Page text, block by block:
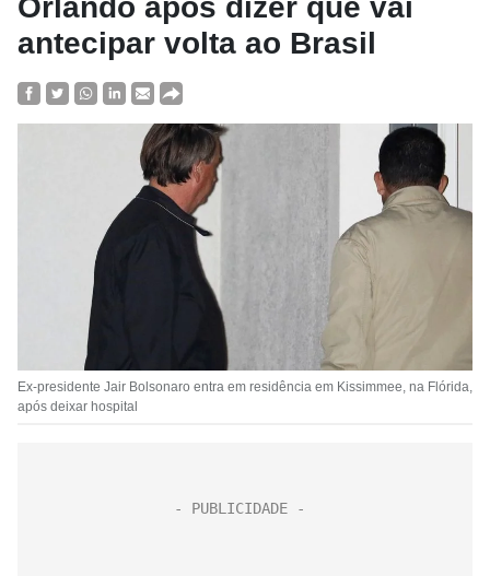
Orlando após dizer que vai
antecipar volta ao Brasil
Ex-presidente Jair Bolsonaro entra em residência em Kissimmee, na Flórida,
após deixar hospital